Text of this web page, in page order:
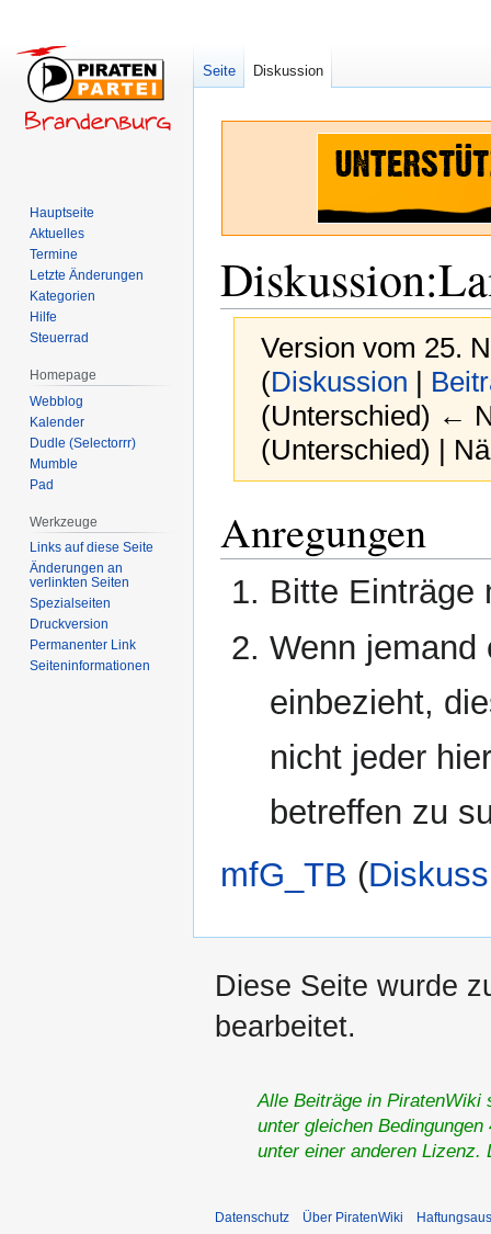
Diskussion:
Version vom 25.
(Diskussion |
(Unterschied) ←
(Unterschied) |
Navigation
springen
Suche
springen
Anregungen
Bitte Einträge
Wenn jemand
einbezieht,
nicht jeder
betreffen zu
mfG_TB (
Seite Diskussion
Hauptseite
Aktuelles
Termine
Letzte Änderungen
Kategorien
Hilfe
Steuerrad
Homepage
Webblog
Kalender
Dudle (Selectorrr)
Mumble
Pad
Werkzeuge
Links auf diese Seite
Änderungen an
verlinkten Seiten
Spezialseiten
Druckversion
Permanenter Link
Seiten­­informationen
Diese Seite wurde
bearbeitet.
Alle Beiträge in PiratenWiki
unter gleichen
unter einer anderen
Datenschutz Über PiratenWiki